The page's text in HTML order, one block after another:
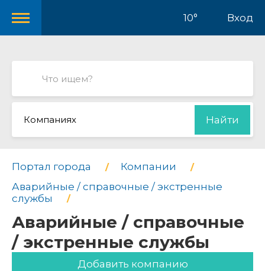
10° Вход
Компаниях Найти
Портал города
Компании
Аварийные / справочные / экстренные
службы
Аварийные / справочные
/ экстренные службы
Добавить компанию